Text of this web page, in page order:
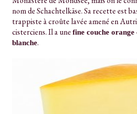
nom de Schachtelkäse. Sa recette est
trappiste à croûte lavée amené en
cisterciens. Il a une fine couche
blanche.